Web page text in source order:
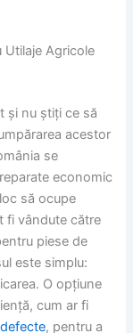
Utilaje Agricole
și nu știți ce să
acestor
se
economic
să ocupe
fi vândute către
piese de
este simplu:
O opțiune
cum ar fi
, pentru a